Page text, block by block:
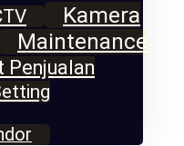
Kamera
Maintenance
Penjualan